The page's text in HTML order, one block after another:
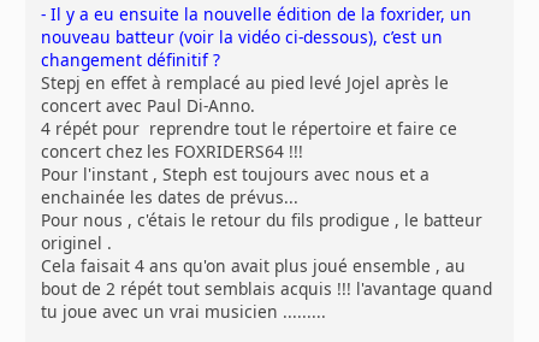
- Il y a eu ensuite la nouvelle édition de la foxrider, un
nouveau batteur (voir la vidéo ci-dessous), c’est un
changement définitif ?
Stepj en effet à remplacé au pied levé Jojel après le
concert avec Paul Di-Anno.
4 répét pour reprendre tout le répertoire et faire ce
concert chez les FOXRIDERS64 !!!
Pour l'instant , Steph est toujours avec nous et a
enchainée les dates de prévus...
Pour nous , c'étais le retour du fils prodigue , le batteur
originel .
Cela faisait 4 ans qu'on avait plus joué ensemble , au
bout de 2 répét tout semblais acquis !!! l'avantage quand
tu joue avec un vrai musicien .........